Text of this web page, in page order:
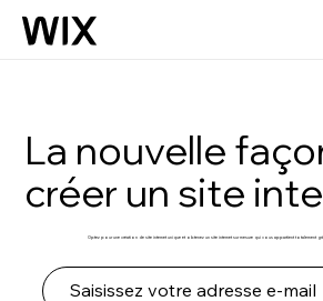
La nouvelle
créer un site
Optez pour une création de site internet unique et obtenez un site internet sur mesure qui vous appartient totalement